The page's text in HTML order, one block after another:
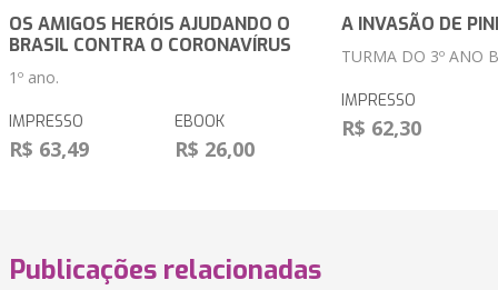
OS AMIGOS HERÓIS AJUDANDO O
BRASIL CONTRA O CORONAVÍRUS
1º ano.
IMPRESSO
R$ 63,49
EBOOK
R$ 26,00
A INVASÃO DE
TURMA DO 3º ANO B
IMPRESSO
R$ 62,30
Publicações relacionadas